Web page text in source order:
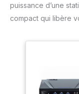
puissance d’une
compact qui libère